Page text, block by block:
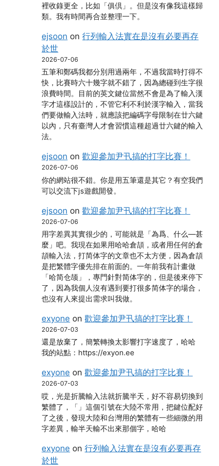
裡收錄更全，比如「俱倶」。但是沒有像我這樣歸
類。我有時間再合並整理一下。
ejsoon on行列輸入法實在是沒有必要再存
於世
2026-07-06
五筆和鄭碼我都分別用過兩年，不過我當時打得不
快，比賽時六十幾字就不錯了，因為總碰到生字很
浪費時間。目前的英文鍵位當然不會是為了輸入漢
字才這樣設計的，不管它利不利於漢字輸入，當我
們要做輸入法時，就應該把編碼字母限制在廿六鍵
以內，只有臺灣人才會習慣這種超過廿六鍵的輸入
法。
ejsoon on歡迎參加尹卂搞的打字比賽！
2026-07-06
你的網站很不錯。你是用五筆還是其它？有空我們
可以交流下js遊戲開發。
ejsoon on歡迎參加尹卂搞的打字比賽！
2026-07-06
用字差異其實很少的，可能就是「為爲、什么―甚
麼」吧。我現在如果用哈哈倉頡，或者用任何的倉
頡輸入法，打简体字的文章也不太方便，因為倉頡
是把繁體字優先排在前面的。一年前我有計畫做
「哈简仓颉」，專門針對简体字的，但是後來停下
了，因為我個人沒有遇到要打很多简体字的場合，
也沒有人來提出需求叫我做。
exyone on歡迎參加尹卂搞的打字比賽！
2026-07-03
還是放棄了，簡繁轉換太影響打字速度了，哈哈
我的站點：https://exyon.ee
exyone on歡迎參加尹卂搞的打字比賽！
2026-07-03
哎，光是折騰輸入法就折騰半天，好不容易切換到
繁體了，「」這個引號在大陸不常用，把鍵位配好
了之後，發現大陸和台灣用的繁體有一些細微的用
字差異，輸半天輸不出來那個字，哈哈
exyone on行列輸入法實在是沒有必要再存
於世